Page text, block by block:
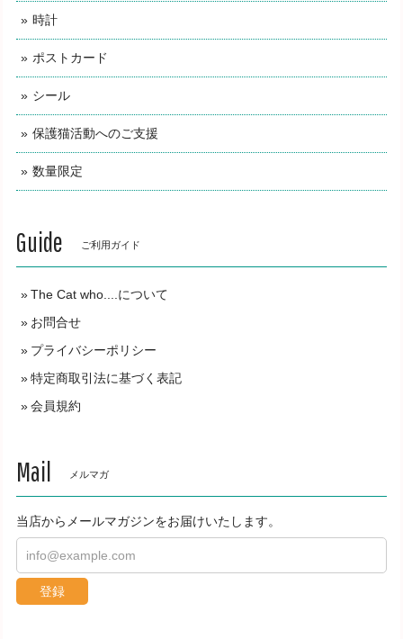
時計
ポストカード
シール
保護猫活動へのご支援
数量限定
Guide ご利用ガイド
The Cat who....について
お問合せ
プライバシーポリシー
特定商取引法に基づく表記
会員規約
Mail メルマガ
当店からメールマガジンをお届けいたします。
登録